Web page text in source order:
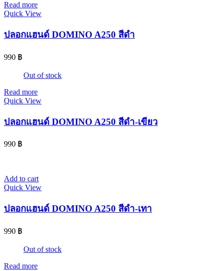
Read more
Quick View
ปลอกแฮนด์ DOMINO A250 สีดำ
990 ฿
Out of stock
Read more
Quick View
ปลอกแฮนด์ DOMINO A250 สีดำ-เขียว
990 ฿
Add to cart
Quick View
ปลอกแฮนด์ DOMINO A250 สีดำ-เทา
990 ฿
Out of stock
Read more